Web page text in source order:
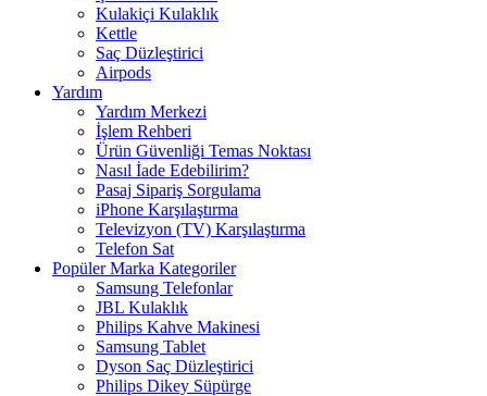
Kulakiçi Kulaklık
Kettle
Saç Düzleştirici
Airpods
Yardım
Yardım Merkezi
İşlem Rehberi
Ürün Güvenliği Temas Noktası
Nasıl İade Edebilirim?
Pasaj Sipariş Sorgulama
iPhone Karşılaştırma
Televizyon (TV) Karşılaştırma
Telefon Sat
Popüler Marka Kategoriler
Samsung Telefonlar
JBL Kulaklık
Philips Kahve Makinesi
Samsung Tablet
Dyson Saç Düzleştirici
Philips Dikey Süpürge